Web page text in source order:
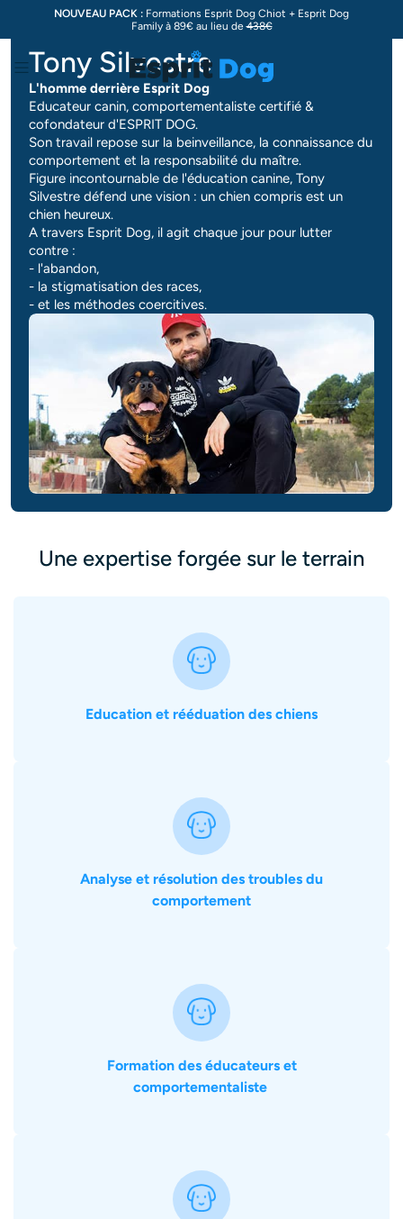
NOUVEAU PACK : Formations Esprit Dog Chiot + Esprit Dog
Family à 89€ au lieu de438€
Menu
Tony Silvestre
L'homme derrière Esprit Dog
Educateur canin, comportementaliste certifié &
cofondateur d'ESPRIT DOG.
Son travail repose sur la beinveillance, la connaissance du
comportement et la responsabilité du maître.
Figure incontournable de l'éducation canine, Tony
Silvestre défend une vision : un chien compris est un
chien heureux.
A travers Esprit Dog, il agit chaque jour pour lutter
contre :
- l'abandon,
- la stigmatisation des races,
- et les méthodes coercitives.
Une expertise forgée sur le terrain
Education et rééduation des chiens
Analyse et résolution des troubles du
comportement
Formation des éducateurs et
comportementaliste